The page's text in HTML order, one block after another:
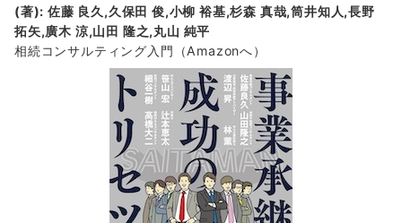
(著): 佐藤 良久,久保田 俊,小柳 裕基,杉森 真哉,筒井知人,長野
拓矢,廣木 涼,山田 隆之,丸山 純平
相続コンサルティング入門 （Amazonへ）